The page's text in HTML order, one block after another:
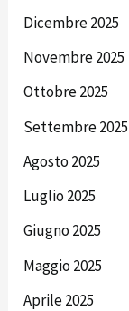
Dicembre 2025
Novembre 2025
Ottobre 2025
Settembre 2025
Agosto 2025
Luglio 2025
Giugno 2025
Maggio 2025
Aprile 2025